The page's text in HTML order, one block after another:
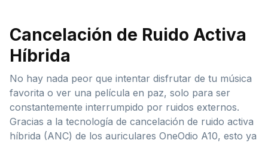
Cancelación de Ruido Activa
Híbrida
No hay nada peor que intentar disfrutar de tu música
favorita o ver una película en paz, solo para ser
constantemente interrumpido por ruidos externos.
Gracias a la tecnología de cancelación de ruido activa
híbrida (ANC) de los auriculares OneOdio A10, esto ya